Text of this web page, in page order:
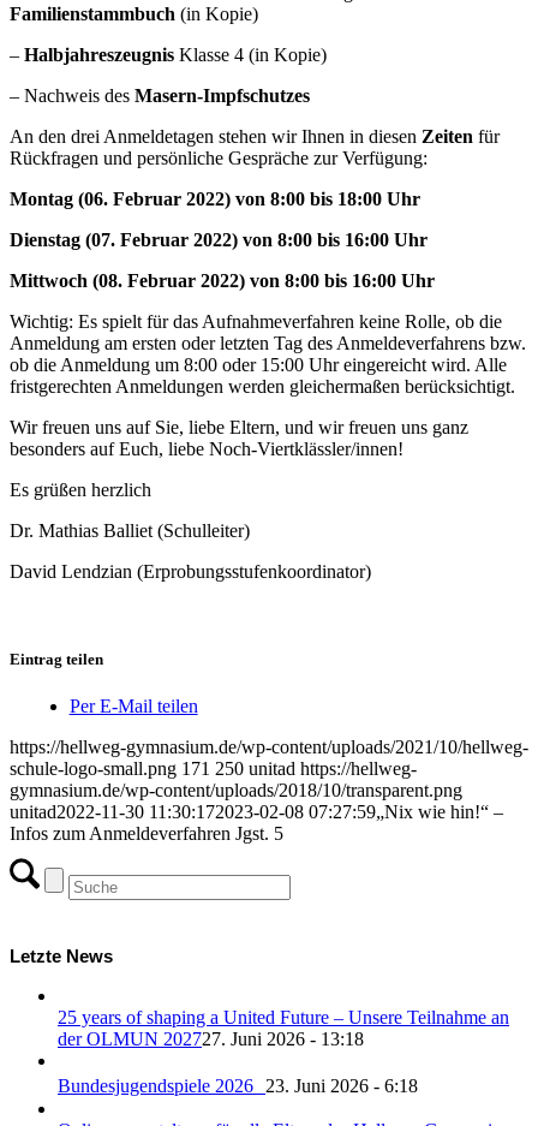
Familienstammbuch (in Kopie)
– Halbjahreszeugnis Klasse 4 (in Kopie)
– Nachweis des Masern-Impfschutzes
An den drei Anmeldetagen stehen wir Ihnen in diesen Zeiten für
Rückfragen und persönliche Gespräche zur Verfügung:
Montag (06. Februar 2022) von 8:00 bis 18:00 Uhr
Dienstag (07. Februar 2022) von 8:00 bis 16:00 Uhr
Mittwoch (08. Februar 2022) von 8:00 bis 16:00 Uhr
Wichtig: Es spielt für das Aufnahmeverfahren keine Rolle, ob die
Anmeldung am ersten oder letzten Tag des Anmeldeverfahrens bzw.
ob die Anmeldung um 8:00 oder 15:00 Uhr eingereicht wird. Alle
fristgerechten Anmeldungen werden gleichermaßen berücksichtigt.
Wir freuen uns auf Sie, liebe Eltern, und wir freuen uns ganz
besonders auf Euch, liebe Noch-Viertklässler/innen!
Es grüßen herzlich
Dr. Mathias Balliet (Schulleiter)
David Lendzian (Erprobungsstufenkoordinator)
Eintrag teilen
Per E-Mail teilen
https://hellweg-gymnasium.de/wp-content/uploads/2021/10/hellweg-
schule-logo-small.png 171 250 unitad https://hellweg-
gymnasium.de/wp-content/uploads/2018/10/transparent.png
unitad2022-11-30 11:30:172023-02-08 07:27:59„Nix wie hin!“ –
Infos zum Anmeldeverfahren Jgst. 5
Letzte News
25 years of shaping a United Future – Unsere Teilnahme an
der OLMUN 202727. Juni 2026 - 13:18
Bundesjugendspiele 2026 23. Juni 2026 - 6:18